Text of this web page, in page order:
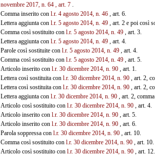
novembre 2017, n. 64 , art. 7.
Comma inserito con l.r. 4 agosto 2014, n. 46, art. 6.
Lettera aggiunta con l.r. 5 agosto 2014, n. 49, art. 2 e poi così
Comma così sostituito con l.r. 5 agosto 2014, n. 49, art. 3.
Lettera aggiunta con l.r. 5 agosto 2014, n. 49, art. 4.
Parole così sostituite con l.r. 5 agosto 2014, n. 49, art. 4.
Comma così sostituito con l.r. 5 agosto 2014, n. 49, art. 5.
Articolo inserito con l.r. 30 dicembre 2014, n. 90, art. 1.
Lettera così sostituita con l.r. 30 dicembre 2014, n. 90, art. 2,
Lettera così sostituita con l.r. 30 dicembre 2014, n. 90, art. 2,
Lettera aggiunta con l.r. 30 dicembre 2014, n. 90, art. 2,
Articolo così sostituito con l.r. 30 dicembre 2014, n. 90, art. 4.
Articolo inserito con l.r. 30 dicembre 2014, n. 90, art. 5.
Articolo inserito con l.r. 30 dicembre 2014, n. 90, art. 6.
Parola soppressa con l.r. 30 dicembre 2014, n. 90, art. 10.
Comma così sostituito con l.r. 30 dicembre 2014, n. 90, art. 10.
Articolo così sostituito con l.r. 30 dicembre 2014, n. 90, art. 12.